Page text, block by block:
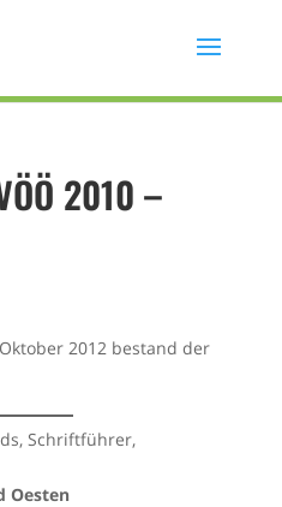
2010 –
2012 bestand der
Schriftführer,
Oesten